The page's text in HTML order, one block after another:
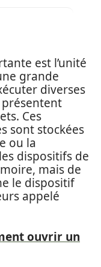
est l’unité
grande
diverses
présentent
Ces
sont stockées
ou la
dispositifs de
mais de
le dispositif
appelé
ouvrir un